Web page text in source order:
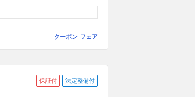
クーポン フェア
保証付 法定整備付